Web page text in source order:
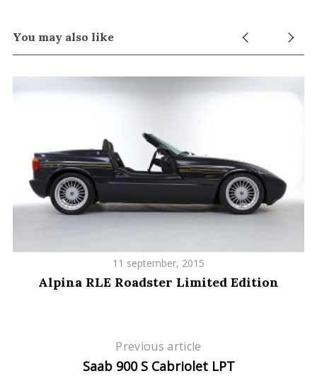
You may also like
11 september, 2015
Alpina RLE Roadster Limited Edition
Previous article
Saab 900 S Cabriolet LPT